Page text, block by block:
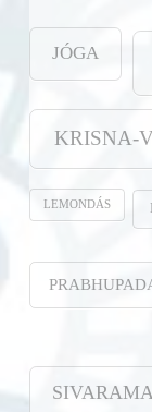
JÓGA
KRISNA-
LEMONDÁS